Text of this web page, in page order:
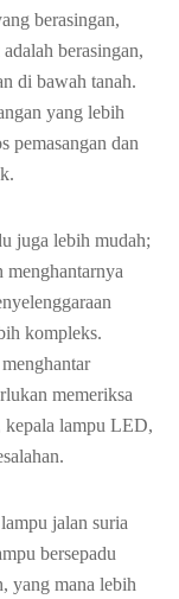
berasingan,
berasingan,
di bawah tanah.
yang lebih
pemasangan dan
juga lebih mudah;
kompleks.
memeriksa
kepala lampu LED,
jalan suria
bersepadu
yang mana lebih